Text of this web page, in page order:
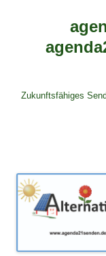
Zukunftsfähiges